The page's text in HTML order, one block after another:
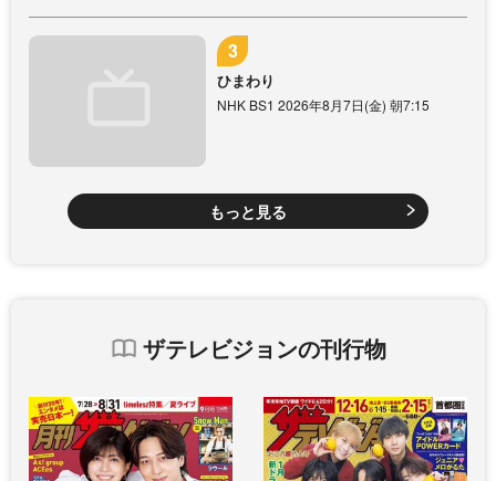
ひまわり
NHK BS1 2026年8月7日(金) 朝7:15
もっと見る
ザテレビジョンの刊行物